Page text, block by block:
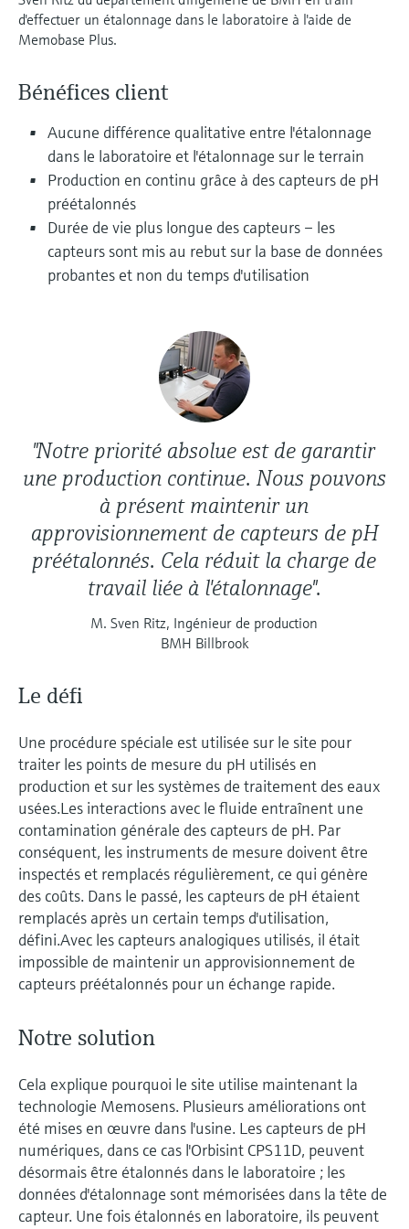
l'application
Trouver des informations et de la
documentation spécifiques à un produit
Recherche de pièces détachées
Trouvez la bonne pièce de rechange en
tapant la racine/le code du produit et
accédez aux données spécifiques, vues
éclatées et notices de montage des appareils
pour un remplacement/réparation rapide.
Mesure du niveau par barrière à
Voir tous
Analyseurs de dureté, fer, etc.
ondes
Technologie Memosens
Voir tous
décisionnels
d'effectuer un étalonnage dans le laboratoire à l'aide de
Memobase Plus.
Bénéfices client
Aucune différence qualitative entre l'étalonnage
dans le laboratoire et l'étalonnage sur le terrain
Production en continu grâce à des capteurs de pH
préétalonnés
Durée de vie plus longue des capteurs – les
capteurs sont mis au rebut sur la base de données
probantes et non du temps d'utilisation
"Notre priorité absolue est de garantir
une production continue. Nous pouvons
à présent maintenir un
approvisionnement de capteurs de pH
préétalonnés. Cela réduit la charge de
travail liée à l'étalonnage".
M. Sven Ritz, Ingénieur de production
BMH Billbrook
Le défi
Une procédure spéciale est utilisée sur le site pour
traiter les points de mesure du pH utilisés en
production et sur les systèmes de traitement des eaux
usées.Les interactions avec le fluide entraînent une
contamination générale des capteurs de pH. Par
conséquent, les instruments de mesure doivent être
inspectés et remplacés régulièrement, ce qui génère
des coûts. Dans le passé, les capteurs de pH étaient
remplacés après un certain temps d'utilisation,
défini.Avec les capteurs analogiques utilisés, il était
impossible de maintenir un approvisionnement de
capteurs préétalonnés pour un échange rapide.
Notre solution
Cela explique pourquoi le site utilise maintenant la
technologie Memosens. Plusieurs améliorations ont
été mises en œuvre dans l'usine. Les capteurs de pH
numériques, dans ce cas l'Orbisint CPS11D, peuvent
désormais être étalonnés dans le laboratoire ; les
données d'étalonnage sont mémorisées dans la tête de
capteur. Une fois étalonnés en laboratoire, ils peuvent